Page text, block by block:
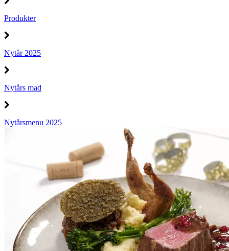
Produkter
Nytår 2025
Nytårs mad
Nytårsmenu 2025